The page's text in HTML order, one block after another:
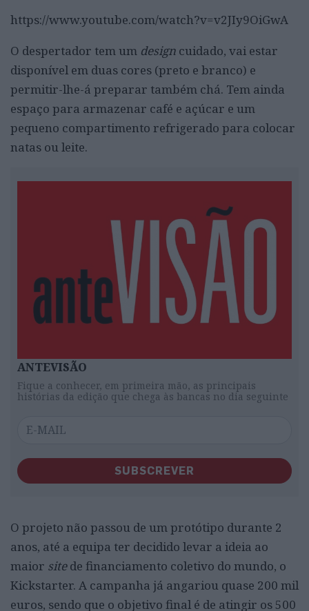
https://www.youtube.com/watch?v=v2JIy9OiGwA
O despertador tem um design cuidado, vai estar
disponível em duas cores (preto e branco) e
permitir-lhe-á preparar também chá. Tem ainda
espaço para armazenar café e açúcar e um
pequeno compartimento refrigerado para colocar
natas ou leite.
ANTEVISÃO
Fique a conhecer, em primeira mão, as principais
histórias da edição que chega às bancas no dia seguinte
SUBSCREVER
O projeto não passou de um protótipo durante 2
anos, até a equipa ter decidido levar a ideia ao
maior sitede financiamento coletivo do mundo, o
Kickstarter. A campanha já angariou quase 200 mil
euros, sendo que o objetivo final é de atingir os 500